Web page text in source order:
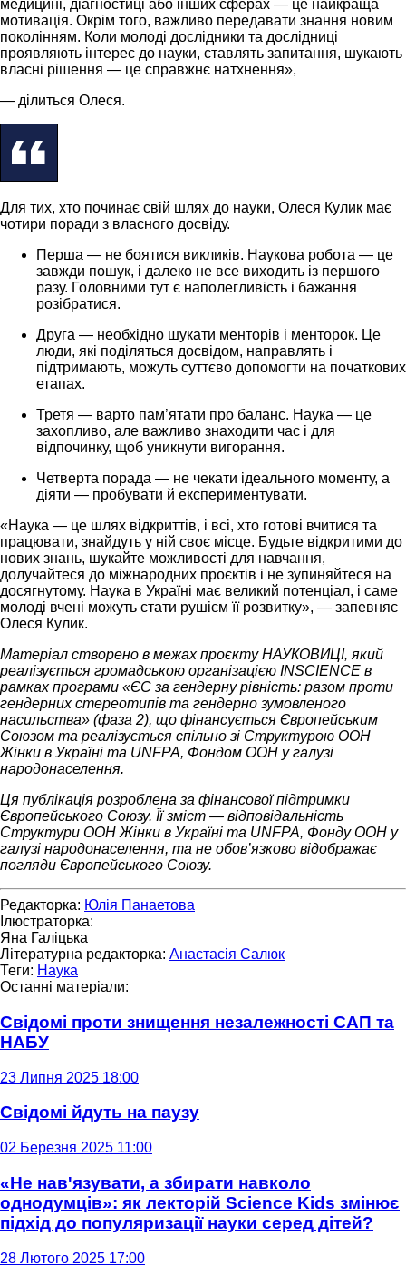
медицині, діагностиці або інших сферах — це найкраща
мотивація. Окрім того, важливо передавати знання новим
поколінням. Коли молоді дослідники та дослідниці
проявляють інтерес до науки, ставлять запитання, шукають
власні рішення — це справжнє натхнення»,
— ділиться Олеся.
Для тих, хто починає свій шлях до науки, Олеся Кулик має
чотири поради з власного досвіду.
Перша — не боятися викликів. Наукова робота — це
завжди пошук, і далеко не все виходить із першого
разу. Головними тут є наполегливість і бажання
розібратися.
Друга — необхідно шукати менторів і менторок. Це
люди, які поділяться досвідом, направлять і
підтримають, можуть суттєво допомогти на початкових
етапах.
Третя — варто пам’ятати про баланс. Наука — це
захопливо, але важливо знаходити час і для
відпочинку, щоб уникнути вигорання.
Четверта порада — не чекати ідеального моменту, а
діяти — пробувати й експериментувати.
«Наука — це шлях відкриттів, і всі, хто готові вчитися та
працювати, знайдуть у ній своє місце. Будьте відкритими до
нових знань, шукайте можливості для навчання,
долучайтеся до міжнародних проєктів і не зупиняйтеся на
досягнутому. Наука в Україні має великий потенціал, і саме
молоді вчені можуть стати рушієм її розвитку», — запевняє
Олеся Кулик.
Матеріал створено в межах проєкту НАУКОВИЦІ, який
реалізується громадською організацією INSCIENCE в
рамках програми «ЄС за гендерну рівність: разом проти
гендерних стереотипів та гендерно зумовленого
насильства» (фаза 2), що фінансується Європейським
Союзом та реалізується спільно зі Структурою ООН
Жінки в Україні та UNFPA, Фондом ООН у галузі
народонаселення.
Ця публікація розроблена за фінансової підтримки
Європейського Союзу. Її зміст — відповідальність
Структури ООН Жінки в Україні та UNFPA, Фонду ООН у
галузі народонаселення, та не обов’язково відображає
погляди Європейського Союзу.
Редакторка: Юлія Панаетова
Ілюстраторка:
Яна Галіцька
Літературна редакторка: Анастасія Салюк
Теги: Наука
Останні матеріали:
Свідомі проти знищення незалежності САП та
НАБУ
23 Липня 2025 18:00
Свідомі йдуть на паузу
02 Березня 2025 11:00
«Не нав'язувати, а збирати навколо
однодумців»: як лекторій Science Kids змінює
підхід до популяризації науки серед дітей?
28 Лютого 2025 17:00